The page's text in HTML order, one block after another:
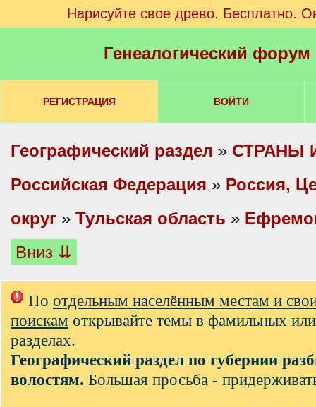
Нарисуйте свое древо. Бесплатно.
Генеалогический
РЕГИСТРАЦИЯ ВОЙТИ
Географический раздел » СТРАНЫ
Российская Федерация » Россия,
округ » Тульская область »
Вниз ⇊
По отдельным населённым местам и
поискам открывайте темы в фамильных
разделах.
Географический раздел по губернии
волостям. Большая просьба -